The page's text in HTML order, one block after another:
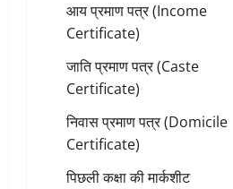
आय प्रमाण पत्र (Income
Certificate)
जाति प्रमाण पत्र (Caste
Certificate)
निवास प्रमाण पत्र (Domicile
Certificate)
पिछली कक्षा की मार्कशीट